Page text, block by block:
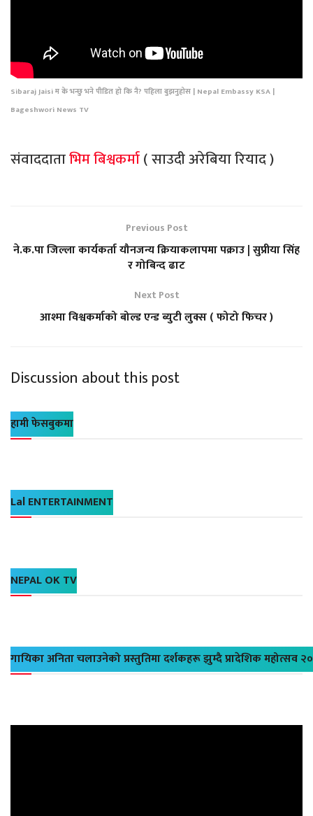
Sibaraj Jaisi म के भन्छु भने पीडित हो कि नै? पहिला बुझनुहोस | Nepal Embassy KSA |
Bageshwori News TV
संवाददाताभिम बिश्वकर्मा( साउदी अरेबिया रियाद )
Previous Post
ने.क.पा जिल्ला कार्यकर्ता यौनजन्य क्रियाकलापमा पक्राउ | सुप्रीया सिंह
र गोबिन्द ढाट
Next Post
आश्मा विश्वकर्माको बोल्ड एन्ड ब्युटी लुक्स ( फोटो फिचर )
Discussion about this post
हामी फेसबुकमा
Lal ENTERTAINMENT
NEPAL OK TV
गायिका अनिता चलाउनेको प्रस्तुतिमा दर्शकहरू झुम्दै प्रादेशिक महोत्सव